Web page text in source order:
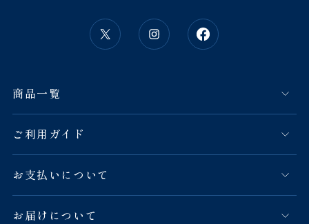
商品一覧
ご利用ガイド
お支払いについて
お届けについて